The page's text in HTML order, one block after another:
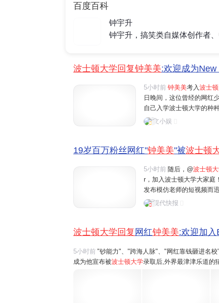
百度百科
钟宇升
波士顿大学回复钟美美:欢迎成为
5小时前 钟美美考入波士
日晚间，这位曾经的网红
自己入学波士顿大学的种
话："我上的波士顿大学是
文小娱
19岁百万粉丝网红"钟美美"被波士顿
5小时前 随后，@波士顿
r，加入波士顿大学大家庭
发布模仿老师的短视频而
绝多家公司的高额签约。
现代快报
波士顿大学回复 网红钟美美:欢迎加
5小时前 "钞能力"、"跨海人脉"、"网红靠钱砸进名
成为他宣布被波士顿大学录取后,外界最津津乐道的